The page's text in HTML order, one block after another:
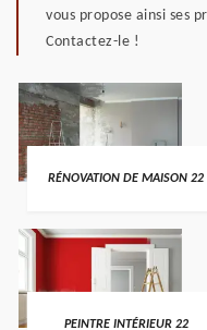
vous propose ainsi ses
Contactez-le !
RÉNOVATION DE MAISON 22
PEINTRE INTÉRIEUR 22